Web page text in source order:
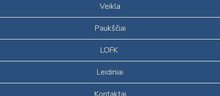
Veikla
Paukščiai
LOFK
Leidiniai